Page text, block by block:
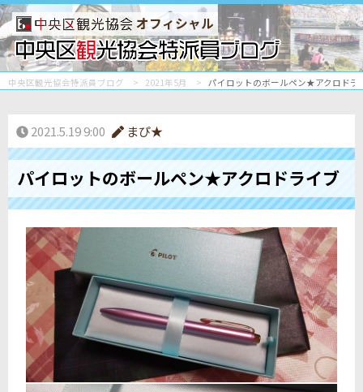
オフィシャル
中央区観光協会特派員ブログ 2021年5月 パイロットのボールペン★アクロドラ
2021.5.19 9:00 まぴ★
パイロットのボールペン★アクロドライブ